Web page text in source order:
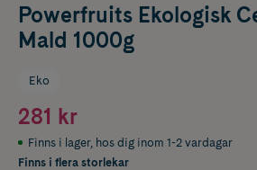
Powerfruits Ekologisk
Mald 1000g
Eko
281 kr
Finns i lager, hos dig inom 1-2 vardagar
Finns i flera storlekar